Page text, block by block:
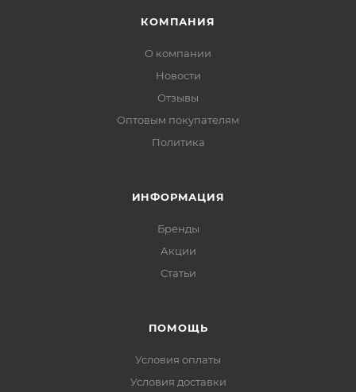
КОМПАНИЯ
О компании
Новости
Отзывы
Оптовым покупателям
Политика
ИНФОРМАЦИЯ
Бренды
Акции
Статьи
ПОМОЩЬ
Условия оплаты
Условия доставки